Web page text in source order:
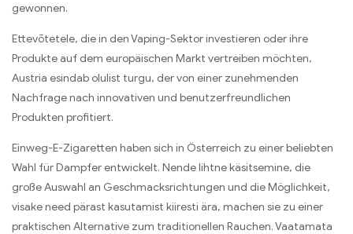
gewonnen.
Ettevõtetele, die in den Vaping-Sektor investieren oder ihre
Produkte auf dem europäischen Markt vertreiben möchten,
Austria esindab olulist turgu, der von einer zunehmenden
Nachfrage nach innovativen und benutzerfreundlichen
Produkten profitiert.
Einweg-E-Zigaretten haben sich in Österreich zu einer beliebten
Wahl für Dampfer entwickelt. Nende lihtne käsitsemine, die
große Auswahl an Geschmacksrichtungen und die Möglichkeit,
visake need pärast kasutamist kiiresti ära, machen sie zu einer
praktischen Alternative zum traditionellen Rauchen. Vaatamata